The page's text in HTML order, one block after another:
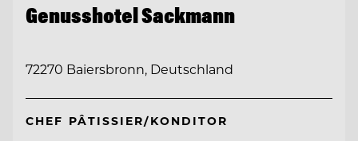
Genusshotel Sackmann
72270 Baiersbronn, Deutschland
CHEF PÂTISSIER/KONDITOR